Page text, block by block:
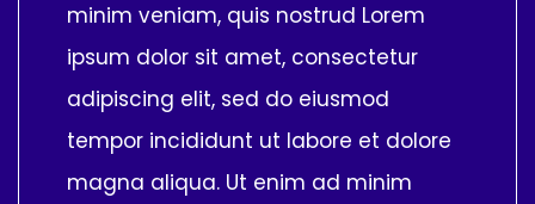
minim veniam, quis nostrud Lorem
ipsum dolor sit amet, consectetur
adipiscing elit, sed do eiusmod
tempor incididunt ut labore et dolore
magna aliqua. Ut enim ad minim